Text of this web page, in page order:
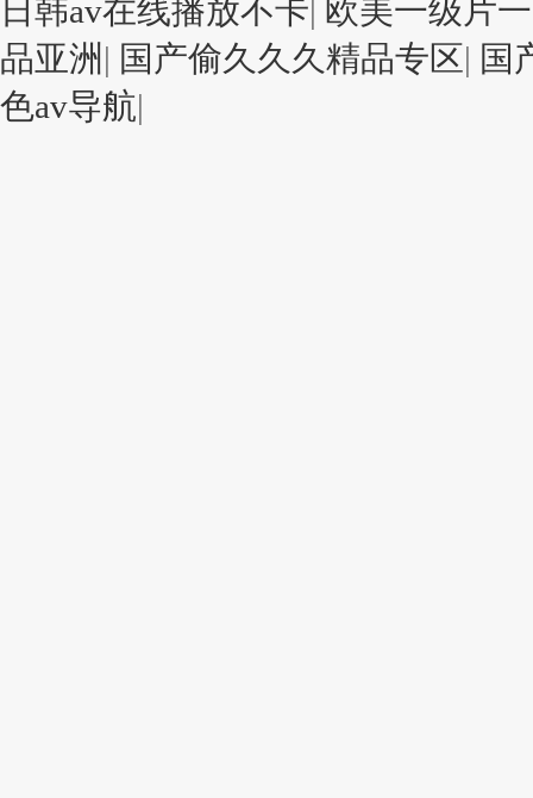
日韩av在线播放不卡| 欧美一级片
品亚洲 | 国产偷久久久精品专区| 国
色av导航|